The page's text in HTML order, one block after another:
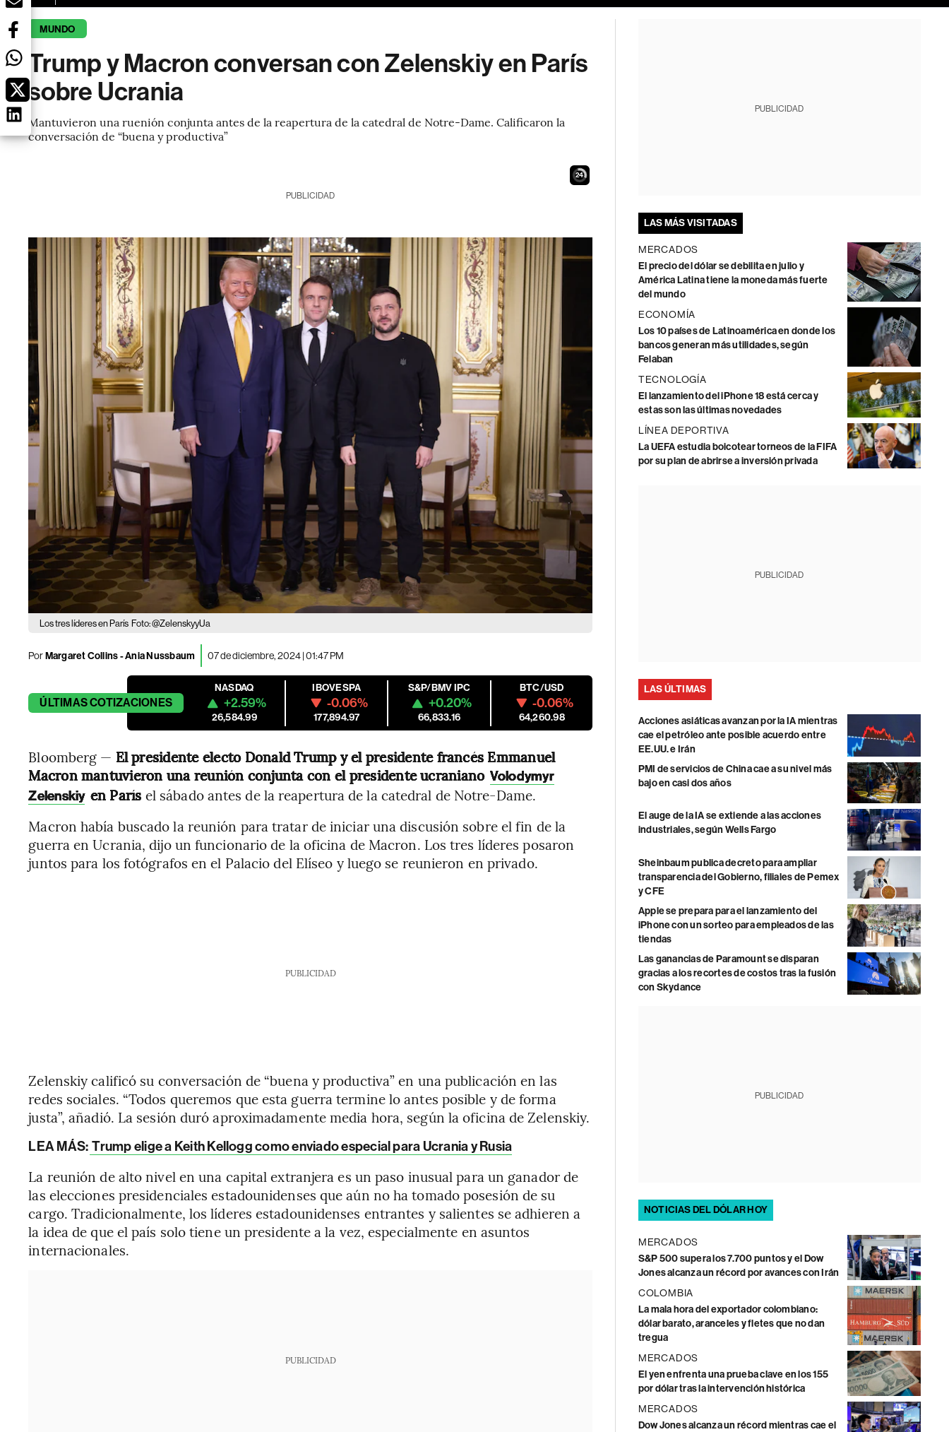
MUNDO
Trump y Macron conversan con Zelenskiy en París
sobre Ucrania
Mantuvieron una ruenión conjunta antes de la reapertura de la catedral de Notre-Dame. Calificaron la
conversación de “buena y productiva”
23
PUBLICIDAD
Los tres líderes en París Foto: @ZelenskyyUa
PorMargaret Collins - Ania Nussbaum 07 de diciembre, 2024 | 01:47 PM
ÚLTIMASCOTIZACIONES
NASDAQ
+2.59%
26,584.99
IBOVESPA
-0.06%
177,894.97
S&P/BMV IPC
+0.20%
66,833.16
BTC/USD
-0.06%
64,260.98
Bloomberg — El presidente electo Donald Trump y el presidente francés Emmanuel
Macron mantuvieron una reunión conjunta con el presidente ucraniano Volodymyr
Zelenskiy en París el sábado antes de la reapertura de la catedral de Notre-Dame.
Macron había buscado la reunión para tratar de iniciar una discusión sobre el fin de la
guerra en Ucrania, dijo un funcionario de la oficina de Macron. Los tres líderes posaron
juntos para los fotógrafos en el Palacio del Elíseo y luego se reunieron en privado.
PUBLICIDAD
Zelenskiy calificó su conversación de “buena y productiva” en una publicación en las
redes sociales. “Todos queremos que esta guerra termine lo antes posible y de forma
justa”, añadió. La sesión duró aproximadamente media hora, según la oficina de Zelenskiy.
LEA MÁS: Trump elige a Keith Kellogg como enviado especial para Ucrania y Rusia
La reunión de alto nivel en una capital extranjera es un paso inusual para un ganador de
las elecciones presidenciales estadounidenses que aún no ha tomado posesión de su
cargo. Tradicionalmente, los líderes estadounidenses entrantes y salientes se adhieren a
la idea de que el país solo tiene un presidente a la vez, especialmente en asuntos
internacionales.
PUBLICIDAD
PUBLICIDAD
LAS MÁS VISITADAS
MERCADOS
El precio del dólar se debilita en julio y
América Latina tiene la moneda más fuerte
del mundo
ECONOMÍA
Los 10 países de Latinoamérica en donde los
bancos generan más utilidades, según
Felaban
TECNOLOGÍA
El lanzamiento del iPhone 18 está cerca y
estas son las últimas novedades
LÍNEA DEPORTIVA
La UEFA estudia boicotear torneos de la FIFA
por su plan de abrirse a inversión privada
PUBLICIDAD
LAS ÚLTIMAS
Acciones asiáticas avanzan por la IA mientras
cae el petróleo ante posible acuerdo entre
EE.UU. e Irán
PMI de servicios de China cae a su nivel más
bajo en casi dos años
El auge de la IA se extiende a las acciones
industriales, según Wells Fargo
Sheinbaum publica decreto para ampliar
transparencia del Gobierno, filiales de Pemex
y CFE
Apple se prepara para el lanzamiento del
iPhone con un sorteo para empleados de las
tiendas
Las ganancias de Paramount se disparan
gracias a los recortes de costos tras la fusión
con Skydance
PUBLICIDAD
NOTICIAS DEL DÓLAR HOY
MERCADOS
S&P 500 supera los 7.700 puntos y el Dow
Jones alcanza un récord por avances con Irán
COLOMBIA
La mala hora del exportador colombiano:
dólar barato, aranceles y fletes que no dan
tregua
MERCADOS
El yen enfrenta una prueba clave en los 155
por dólar tras la intervención histórica
MERCADOS
Dow Jones alcanza un récord mientras cae el